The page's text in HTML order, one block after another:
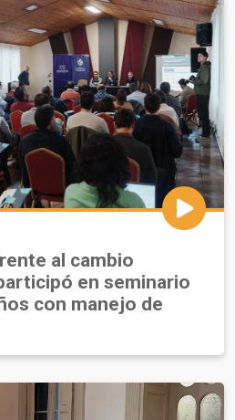
al cambio
en seminario
con manejo de